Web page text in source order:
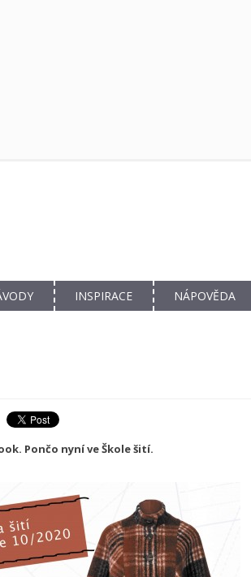
INSPIRACE NÁPOVĚDA
Pončo nyní ve Škole šití.